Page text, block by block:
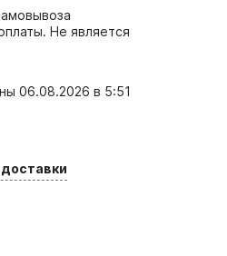
Не является
06.08.2026 в 5:51